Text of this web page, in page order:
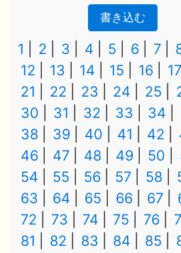
書き込む
1 2 3 4 5 6 7
12
13 14 15 16 17
21
22 23 24 25
30
31 32 33 34
38
39 40 41 42
46
47 48 49 50
54
55 56 57 58
63
64 65 66 67
72
73 74 75 76
81
82 83 84 85